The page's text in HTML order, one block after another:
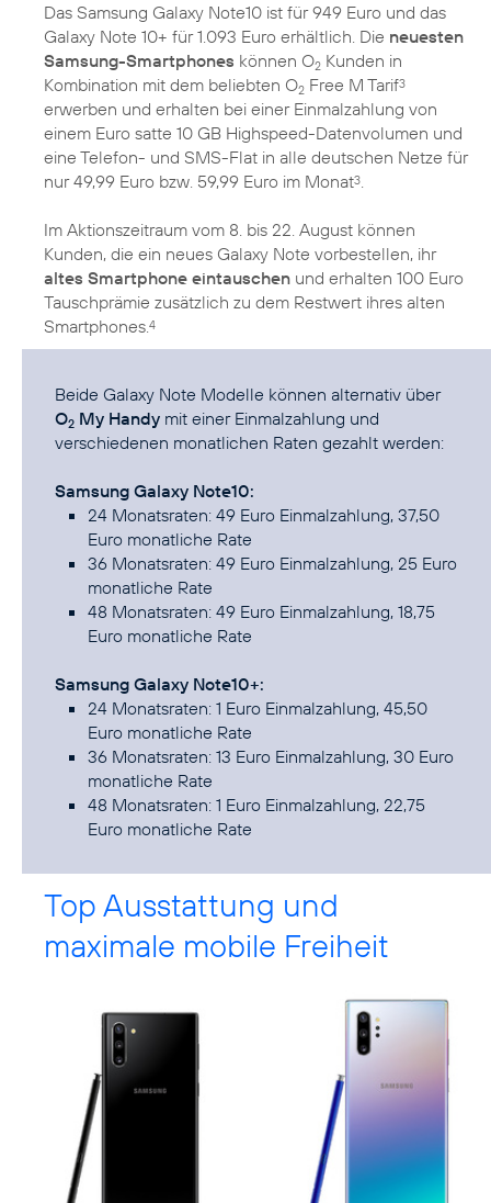
Das Samsung Galaxy Note10 ist für 949 Euro und das
Galaxy Note 10+ für 1.093 Euro erhältlich. Die neuesten
Samsung-Smartphones können O2 Kunden in
Kombination mit dem beliebten O2 Free M Tarif3
erwerben und erhalten bei einer Einmalzahlung von
einem Euro satte 10 GB Highspeed-Datenvolumen und
eine Telefon- und SMS-Flat in alle deutschen Netze für
nur 49,99 Euro bzw. 59,99 Euro im Monat3.
Im Aktionszeitraum vom 8. bis 22. August können
Kunden, die ein neues Galaxy Note vorbestellen, ihr
altes Smartphone eintauschen und erhalten 100 Euro
Tauschprämie zusätzlich zu dem Restwert ihres alten
Smartphones.4
Beide Galaxy Note Modelle können alternativ über
O2 My Handy mit einer Einmalzahlung und
verschiedenen monatlichen Raten gezahlt werden:
Samsung Galaxy Note10:
24 Monatsraten: 49 Euro Einmalzahlung, 37,50
Euro monatliche Rate
36 Monatsraten: 49 Euro Einmalzahlung, 25 Euro
monatliche Rate
48 Monatsraten: 49 Euro Einmalzahlung, 18,75
Euro monatliche Rate
Samsung Galaxy Note10+:
24 Monatsraten: 1 Euro Einmalzahlung, 45,50
Euro monatliche Rate
36 Monatsraten: 13 Euro Einmalzahlung, 30 Euro
monatliche Rate
48 Monatsraten: 1 Euro Einmalzahlung, 22,75
Euro monatliche Rate
Top Ausstattung und
maximale mobile Freiheit